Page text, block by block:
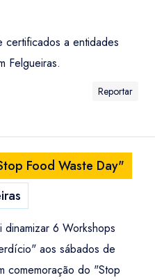
a entidades
Felgueiras.
Reportar
Food Waste Day"
6 Workshops
aos sábados de
comemoração do "Stop